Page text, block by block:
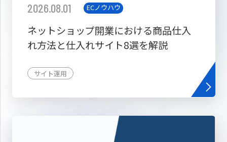
2026.08.01 ECノウハウ
ネットショップ開業における商品仕入
れ方法と仕入れサイト8選を解説
サイト運用